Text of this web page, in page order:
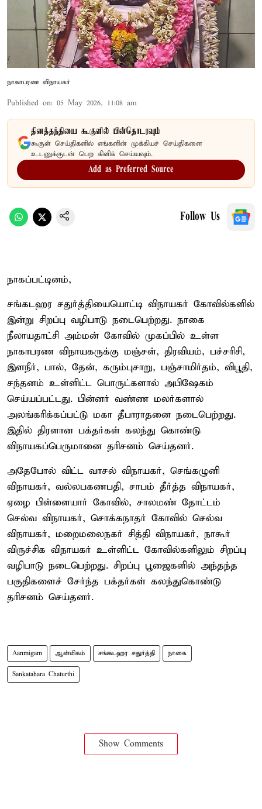
நாகாபரண விநாயகர்
Published on: 05 May 2026, 11:08 am
தினத்தந்தியை கூகுளில் பின்தொடரவும்
கூகுள் செய்திகளில் எங்களின் முக்கியச் செய்திகளை
உடனுக்குடன் பெற கிளிக் செய்யவும்.
Add as Preferred Source
Follow Us
நாகப்பட்டினம்,
சங்கடஹர சதுர்த்தியையொட்டி விநாயகர் கோவில்களில்
இன்று சிறப்பு வழிபாடு நடைபெற்றது. நாகை
நீலாயதாட்சி அம்மன் கோவில் முகப்பில் உள்ள
நாகாபரண விநாயகருக்கு மஞ்சள், திரவியம், பச்சரிசி,
இளநீர், பால், தேன், கரும்புசாறு, பஞ்சாமிர்தம், விபூதி,
சந்தனம் உள்ளிட்ட பொருட்களால் அபிஷேகம்
செய்யப்பட்டது. பின்னர் வண்ண மலர்களால்
அலங்கரிக்கப்பட்டு மகா தீபாராதனை நடைபெற்றது.
இதில் திரளான பக்தர்கள் கலந்து கொண்டு
விநாயகப்பெருமானை தரிசனம் செய்தனர்.
அதேபோல் விட்ட வாசல் விநாயகர், செங்கழுனி
விநாயகர், வல்லபகணபதி, சாபம் தீர்த்த விநாயகர்,
ஏழை பிள்ளையார் கோவில், சாலமண் தோட்டம்
செல்வ விநாயகர், சொக்கநாதர் கோவில் செல்வ
விநாயகர், மறைமலைநகர் சித்தி விநாயகர், நாகூர்
விருச்சிக விநாயகர் உள்ளிட்ட கோவில்களிலும் சிறப்பு
வழிபாடு நடைபெற்றது. சிறப்பு பூஜைகளில் அந்தந்த
பகுதிகளைச் சேர்ந்த பக்தர்கள் கலந்துகொண்டு
தரிசனம் செய்தனர்.
Aanmigam ஆன்மிகம் சங்கடஹர சதுர்த்தி நாகை
Sankatahara Chaturthi
Show Comments